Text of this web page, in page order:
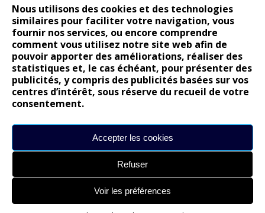
Nous utilisons des cookies et des technologies
similaires pour faciliter votre navigation, vous
fournir nos services, ou encore comprendre
comment vous utilisez notre site web afin de
pouvoir apporter des améliorations, réaliser des
statistiques et, le cas échéant, pour présenter des
publicités, y compris des publicités basées sur vos
centres d’intérêt, sous réserve du recueil de votre
consentement.
Accepter les cookies
Refuser
Voir les préférences
14 juillet : nouveau film de marque pour Citroën
Renault Espace : voyage, voyage…
Peugeot E-208 GTi : naissance d’une légende
COMMENTAIRES RÉCENTS
Bernard DardartdansDacia Sandero : pour les gens vrais
Alpine A290 : L’irrésistible attraction de la légèreté
leroydansLancia Ypsilon : naturellement envoûtante ?
Nouvelle Opel Corsa : Yes of Corsa !
Site réalisé parAlexandre Hamed